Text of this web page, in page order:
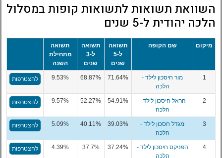
השוואת תשואות לתשואות קופות במסלול
הלכה יהודית ל-5 שנים
מיקום שם הקופה
תשואה
ל-5
שנים
תשואה
ל-3
שנים
תשואה
מתחילת
השנה
1
מור חיסכון לילד -
הלכה
71.64%
68.87%
9.53% להצטרפות
2
הראל חיסכון לילד -
הלכה
54.91%
52.27%
9.57% להצטרפות
3
מגדל חסכון לילד -
הלכה
39.03%
40.11%
5.09% להצטרפות
4
הפניקס חיסכון לילד -
הלכה
37.24%
37.7%
4.39% להצטרפות